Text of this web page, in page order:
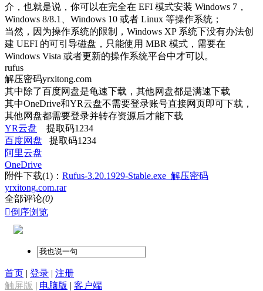
介，也就是说，你可以在完全在 EFI 模式安装 Windows 7，
Windows 8/8.1、Windows 10 或者 Linux 等操作系统；
当然，因为操作系统的限制，Windows XP 系统下没有办法创
建 UEFI 的可引导磁盘，只能使用 MBR 模式，需要在
Windows Vista 或者更新的操作系统平台中才可以。
rufus
解压密码yrxitong.com
其中除了百度网盘是龟速下载，其他网盘都是满速下载
其中OneDrive和YR云盘不需要登录账号直接网页即可下载，
其他网盘都需要登录并转存资源后才能下载
YR云盘 提取码1234
百度网盘‍ ‍ 提取码1234
阿里云盘
OneDrive
附件下载(1)： Rufus-3.20.1929-Stable.exe_解压密码
yrxitong.com.rar
全部评论(0)
倒序浏览
首页 | 登录 | 注册
触屏版 | 电脑版 | 客户端